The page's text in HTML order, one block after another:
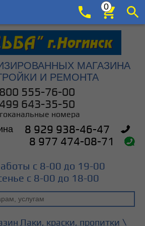
0
МАГАЗИНА
И РЕМОНТА
555-76-00
643-35-50
номера
8 929 938-46-47
8 977 474-08-71
с 8-00 до 19-00
с 8-00 до 18-00
Лаки, краски, пропитки \